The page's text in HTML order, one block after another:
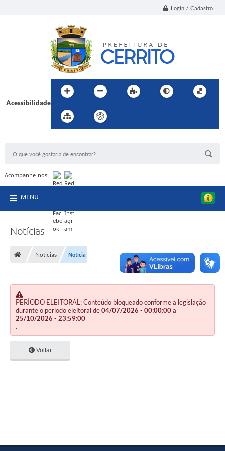
Login / Cadastro
Acessibilidade
Acompanhe-nos:
MENU
Notícias
Notícias Notícia
PERÍODO ELEITORAL: Conteúdo bloqueado conforme a legislação
durante o período eleitoral de04/07/2026 - 00:00:00a
25/10/2026 - 23:59:00
.
Voltar